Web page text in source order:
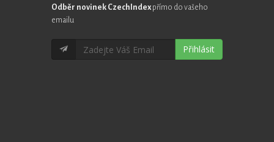
Odběr novinek CzechIndex přímo do vašeho
emailu
Přihlásit